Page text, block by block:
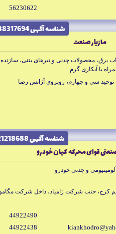
56230622
شناسه آگهى 4238317694
مازيار صنعت
برق، محصولات چدنى و تيرهاى بتنى، سازنده
با آبكارى گرم
توحيد سى و چهارم، روبروى آژانس رضا
شناسه آگهى 1321218688
قواى محركه كيان خودرو
و چدنى خودرو
44922490
44922438